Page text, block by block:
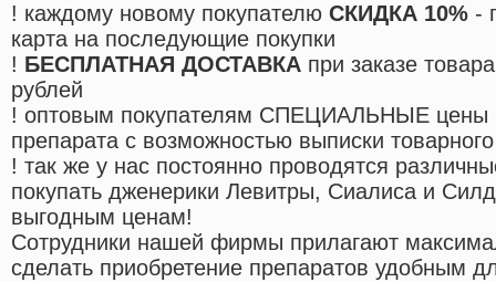
! каждому новому покупателю СКИДКА 10% -
карта на последующие покупки
! БЕСПЛАТНАЯ ДОСТАВКА при заказе
рублей
! оптовым покупателям СПЕЦИАЛЬНЫЕ цены
препарата с возможностью выписки
! так же у нас постоянно проводятся
покупать дженерики Левитры, Сиалиса и
выгодным ценам!
Cотрудники нашей фирмы прилагают
сделать приобретение препаратов удобным